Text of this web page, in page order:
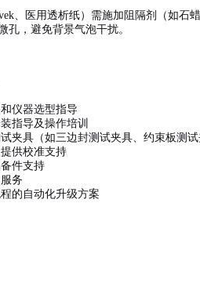
、医用透析纸）需施加阻隔剂（如
孔，避免背景气泡干扰。
仪器选型指导
指导及操作培训
夹具（如三边封测试夹具、约束板测试
供校准支持
件支持
务
的自动化升级方案